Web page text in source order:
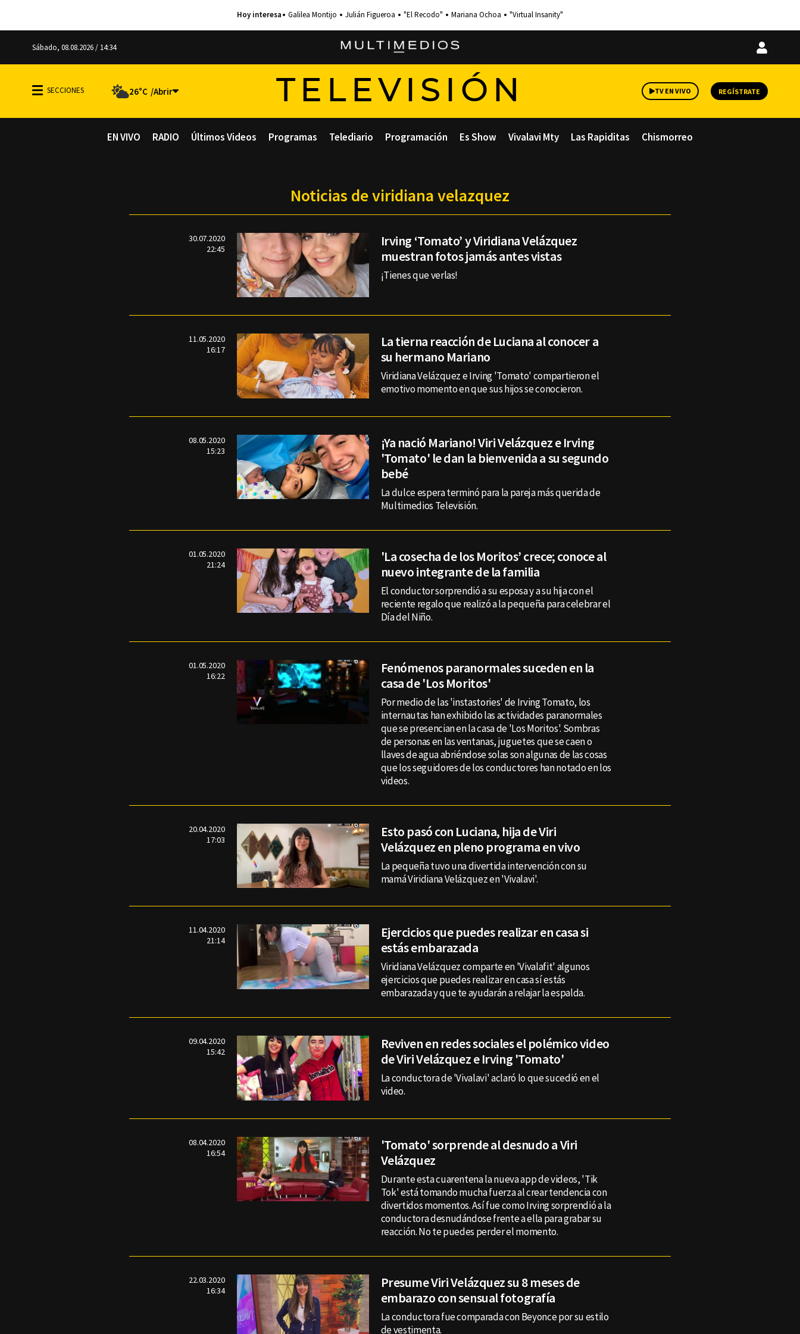
Galilea Montijo Julián Figueroa "El Recodo" Mariana Ochoa "Virtual Insanity"
Sábado, 08.08.2026 / 14:34
Iniciar
26°C TELEVISIÓN TV EN VIVO REGÍSTRATE
EN VIVO RADIO Últimos Videos Programas Telediario Programación Es Show Vivalavi Mty Las Rapiditas Chismorreo
Noticias de viridiana velazquez
30.07.2020
22:45
Irving ‘Tomato’ y Viridiana Velázquez
muestran fotos jamás antes vistas
¡Tienes que verlas!
11.05.2020
16:17
La tierna reacción de Luciana al conocer a
su hermano Mariano
Viridiana Velázquez e Irving 'Tomato' compartieron el
emotivo momento en que sus hijos se conocieron.
08.05.2020
15:23
¡Ya nació Mariano! Viri Velázquez e Irving
'Tomato' le dan la bienvenida a su segundo
bebé
La dulce espera terminó para la pareja más querida de
Multimedios Televisión.
01.05.2020
21:24
'La cosecha de los Moritos’ crece; conoce al
nuevo integrante de la familia
El conductor sorprendió a su esposa y a su hija con el
reciente regalo que realizó a la pequeña para celebrar el
Día del Niño.
01.05.2020
16:22
Fenómenos paranormales suceden en la
casa de 'Los Moritos'
Por medio de las 'instastories' de Irving Tomato, los
internautas han exhibido las actividades paranormales
que se presencian en la casa de 'Los Moritos'. Sombras
de personas en las ventanas, juguetes que se caen o
llaves de agua abriéndose solas son algunas de las cosas
que los seguidores de los conductores han notado en los
videos.
20.04.2020
17:03
Esto pasó con Luciana, hija de Viri
Velázquez en pleno programa en vivo
La pequeña tuvo una divertida intervención con su
mamá Viridiana Velázquez en 'Vivalavi'.
11.04.2020
21:14
Ejercicios que puedes realizar en casa si
estás embarazada
Viridiana Velázquez comparte en 'Vivalafit' algunos
ejercicios que puedes realizar en casa sí estás
embarazada y que te ayudarán a relajar la espalda.
09.04.2020
15:42
Reviven en redes sociales el polémico video
de Viri Velázquez e Irving 'Tomato'
La conductora de 'Vivalavi' aclaró lo que sucedió en el
video.
08.04.2020
16:54
'Tomato' sorprende al desnudo a Viri
Velázquez
Durante esta cuarentena la nueva app de videos, 'Tik
Tok' está tomando mucha fuerza al crear tendencia con
divertidos momentos. Así fue como Irving sorprendió a la
conductora desnudándose frente a ella para grabar su
reacción. No te puedes perder el momento.
22.03.2020
16:34
Presume Viri Velázquez su 8 meses de
embarazo con sensual fotografía
La conductora fue comparada con Beyonce por su estilo
de vestimenta.